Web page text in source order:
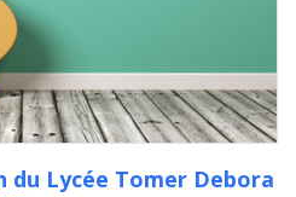
du Lycée Tomer Debora